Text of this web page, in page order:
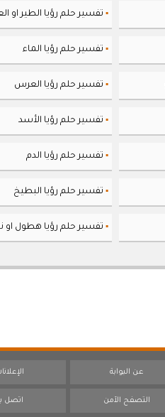
▪ تفسير حلم رؤيا الطير او
▪ تفسير حلم رؤيا الماء
▪ تفسير حلم رؤيا العرس
▪ تفسير حلم رؤيا الأسد
▪ تفسير حلم رؤيا الدم
▪ تفسير حلم رؤيا البطيخ
▪ تفسير حلم رؤيا هطول او
عن البوابة
التصفح الآمن اتصل